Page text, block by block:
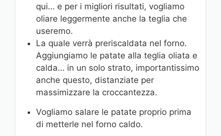
qui… e per i migliori risultati, vogliamo
oliare leggermente anche la teglia che
useremo.
La quale verrà preriscaldata nel forno.
Aggiungiamo le patate alla teglia oliata e
calda… in un solo strato, importantissimo
anche questo, distanziate per
massimizzare la croccantezza.
Vogliamo salare le patate proprio prima
di metterle nel forno caldo.